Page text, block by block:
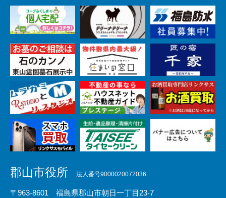
郡山市役所 法人番号9000020072036
〒963-8601 福島県郡山市朝日一丁目23-7